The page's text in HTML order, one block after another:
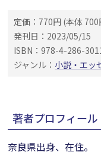
定価：770円 (本体 700
発刊日：2023/05/15
ISBN：978-4-286-
ジャンル： 小説・エッ
著者プロフィール
奈良県出身、在住。